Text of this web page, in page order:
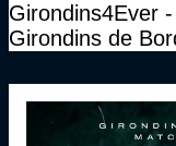
Girondins4Ever
Girondins de